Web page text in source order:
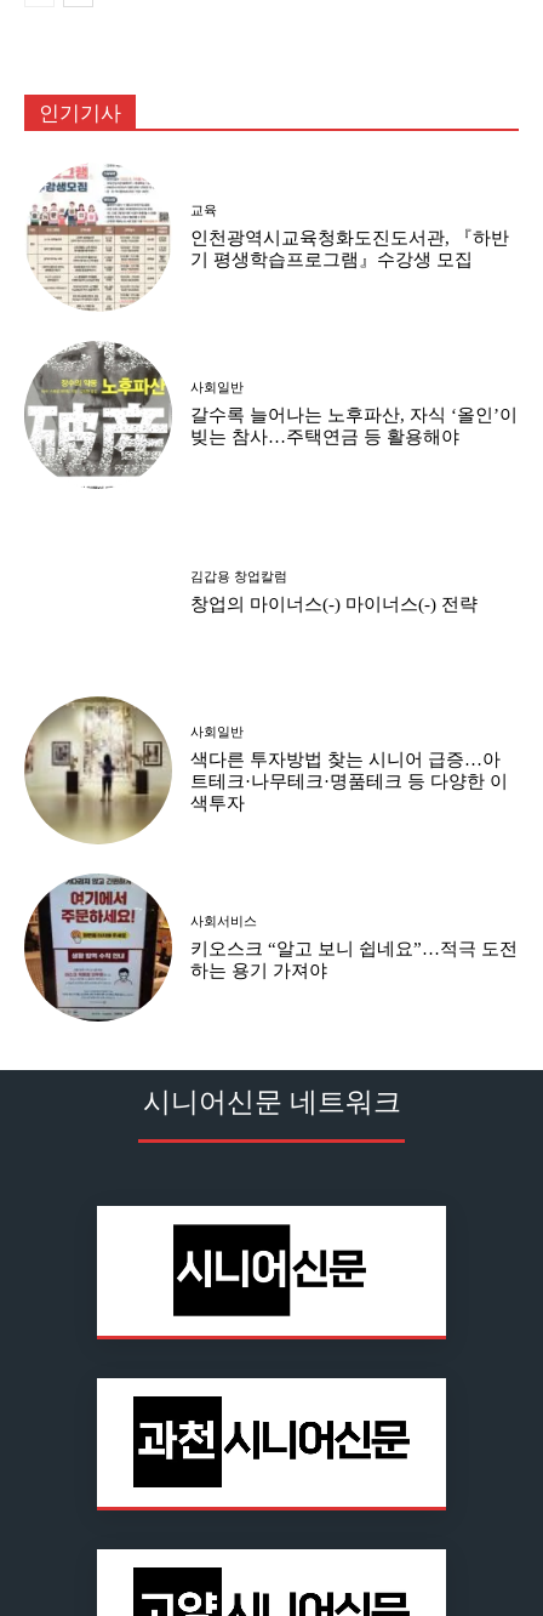
인기기사
교육
인천광역시교육청화도진도서관, 『하반
기 평생학습프로그램』수강생 모집
사회일반
갈수록 늘어나는 노후파산, 자식 ‘올인’이
빚는 참사…주택연금 등 활용해야
김갑용 창업칼럼
창업의 마이너스(-) 마이너스(-) 전략
사회일반
색다른 투자방법 찾는 시니어 급증…아
트테크·나무테크·명품테크 등 다양한 이
색투자
사회서비스
키오스크 “알고 보니 쉽네요”…적극 도전
하는 용기 가져야
시니어신문 네트워크